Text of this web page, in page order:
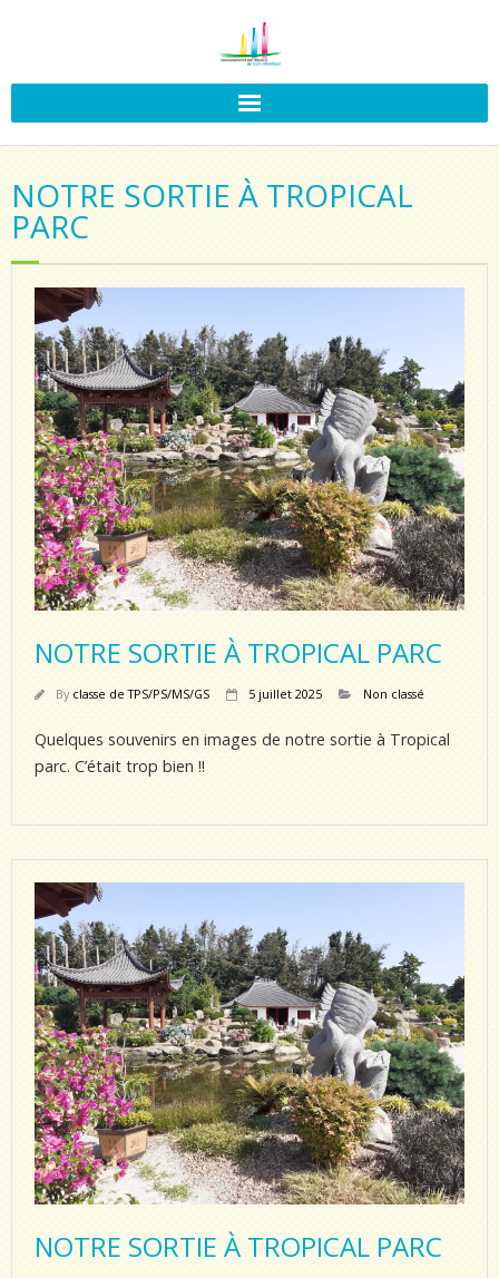
NOTRE SORTIE À TROPICAL
PARC
NOTRE SORTIE À TROPICAL PARC
By classe de TPS/PS/MS/GS 5 juillet 2025 Non classé
Quelques souvenirs en images de notre sortie à Tropical
parc. C’était trop bien !!
NOTRE SORTIE À TROPICAL PARC